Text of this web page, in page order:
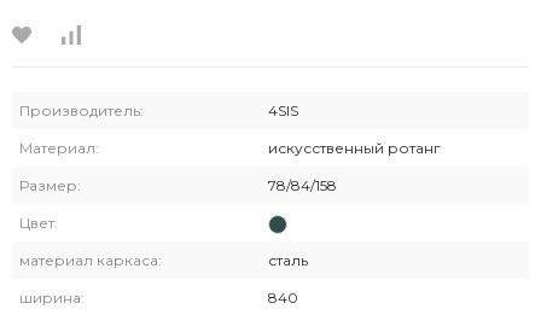
Производитель: 4SIS
Материал: искусственный ротанг
Размер: 78/84/158
Цвет:
материал каркаса: сталь
ширина: 840